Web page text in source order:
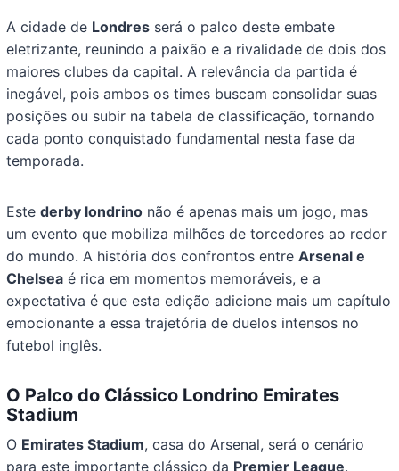
A cidade de Londres será o palco deste embate
eletrizante, reunindo a paixão e a rivalidade de dois dos
maiores clubes da capital. A relevância da partida é
inegável, pois ambos os times buscam consolidar suas
posições ou subir na tabela de classificação, tornando
cada ponto conquistado fundamental nesta fase da
temporada.
Estederby londrino não é apenas mais um jogo, mas
um evento que mobiliza milhões de torcedores ao redor
do mundo. A história dos confrontos entreArsenal e
Chelsea é rica em momentos memoráveis, e a
expectativa é que esta edição adicione mais um capítulo
emocionante a essa trajetória de duelos intensos no
futebol inglês.
O Palco do Clássico Londrino Emirates
Stadium
O Emirates Stadium, casa do Arsenal, será o cenário
para este importante clássico da Premier League.